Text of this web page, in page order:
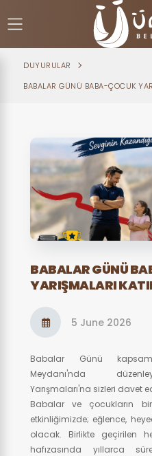
DUYURULAR
BABALAR GÜNÜ BABA-ÇOCUK
BABALAR GÜNÜ
YARIŞMALARI
5 June 2026
Babalar Günü
Meydanı'nda
Yarışmaları'na sizleri davet
Babalar ve çocukların
etkinliğimizde; eğlence,
olacak. Birlikte geçirilen
hafızasında yıllarca